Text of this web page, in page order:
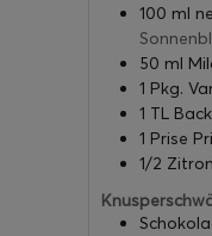
100 ml
50 ml
1 Pkg.
1 TL
1 Prise
1/2